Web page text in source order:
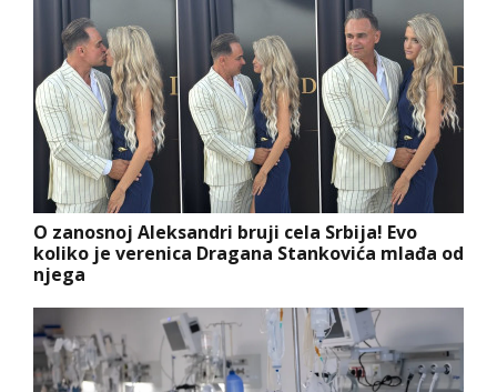
O zanosnoj Aleksandri bruji cela Srbija! Evo
koliko je verenica Dragana Stankovića mlađa od
njega